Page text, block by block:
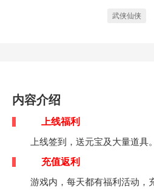
武侠仙侠
内容介绍
上线福利
上线签到，送元宝及大量道具。
充值返利
游戏内，每天都有福利活动，